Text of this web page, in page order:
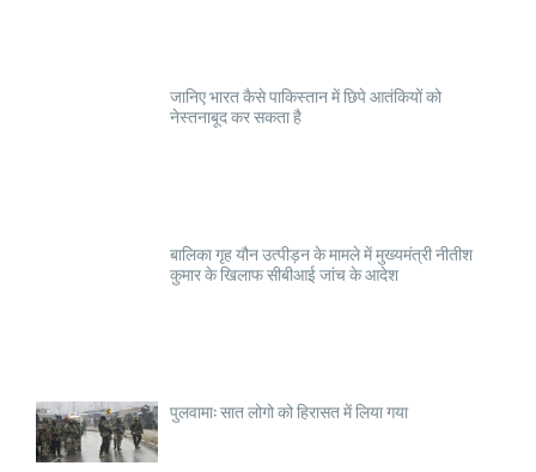
जानिए भारत कैसे पाकिस्तान में छिपे आतंकियों को
नेस्तनाबूद कर सकता है
बालिका गृह यौन उत्पीड़न के मामले में मुख्यमंत्री नीतीश
कुमार के खिलाफ सीबीआई जांच के आदेश
पुलवामा: सात लोगो को हिरासत में लिया गया